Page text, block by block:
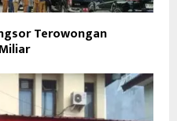
Terowongan